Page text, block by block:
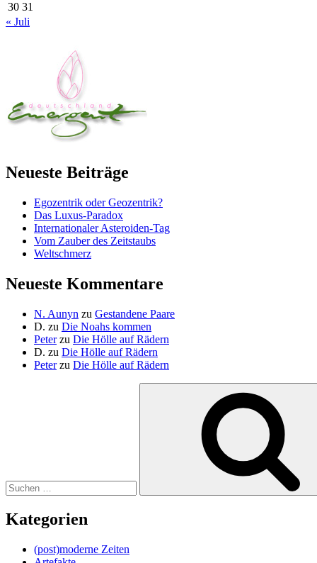
30 31
« Juli
Neueste Beiträge
Egozentrik oder Geozentrik?
Das Luxus-Paradox
Internationaler Asteroiden-Tag
Vom Zauber des Zeitstaubs
Weltschmerz
Neueste Kommentare
N. Aunyn zu Gestandene Paare
D. zu Die Noahs kommen
Peterzu Die Hölle auf Rädern
D. zu Die Hölle auf Rädern
Peterzu Die Hölle auf Rädern
Kategorien
(post)moderne Zeiten